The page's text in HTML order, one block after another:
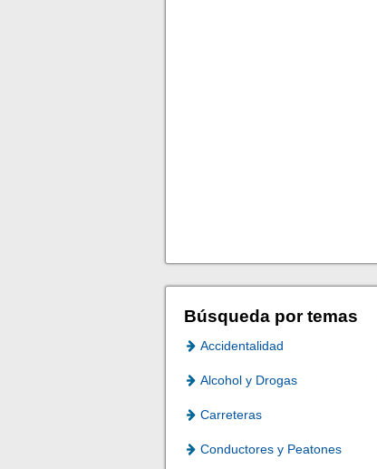
Búsqueda por temas
Accidentalidad
Alcohol y Drogas
Carreteras
Conductores y Peatones